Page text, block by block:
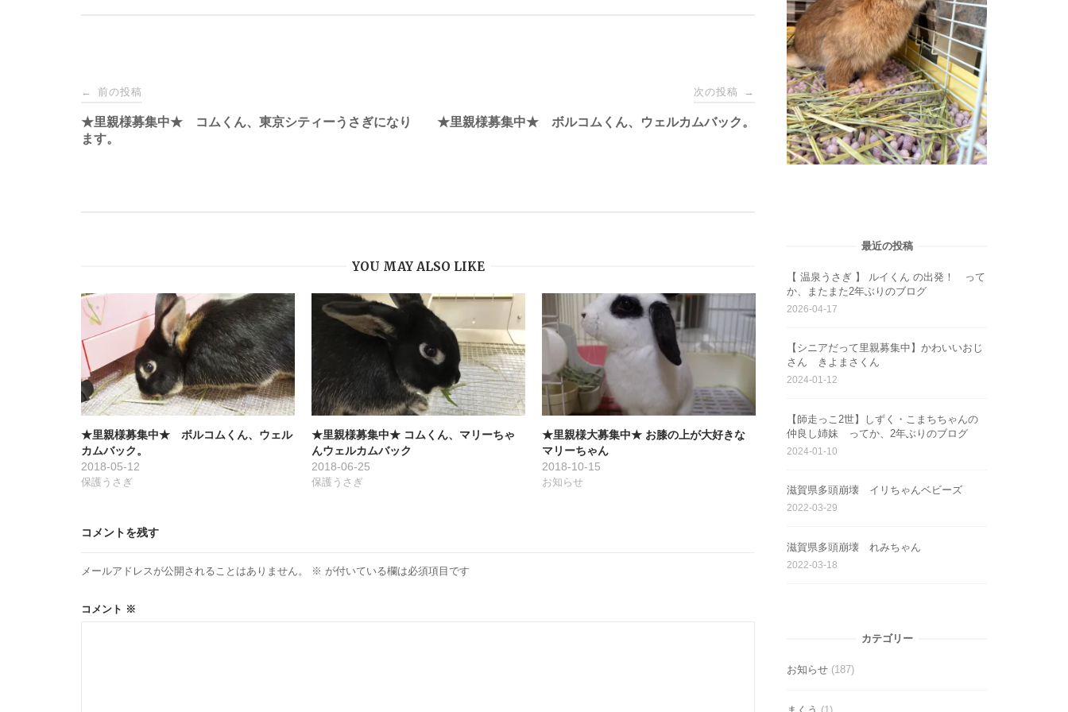
投
稿
ー
シ
ョ
ン
← 前の投稿
★里親様募集中★ コムくん、東京シティーうさぎになり
ます。
次の投稿 →
★里親様募集中★ ボルコムくん、ウェルカムバック。
YOU MAY ALSO LIKE
★里親様募集中★ ボルコムくん、ウェル
カムバック。
2018-05-12
保護うさぎ
★里親様募集中★ コムくん、マリーちゃ
んウェルカムバック
2018-06-25
保護うさぎ
★里親様大募集中★ お膝の上が大好きな
マリーちゃん
2018-10-15
お知らせ
コメントを残す
メールアドレスが公開されることはありません。 ※ が付いている欄は必須項目です
コメント ※
最近の投稿
【 温泉うさぎ 】 ルイくん の出発！ って
か、またまた2年ぶりのブログ
2026-04-17
【シニアだって里親募集中】かわいいおじ
さん きよまさくん
2024-01-12
【師走っこ2世】しずく・こまちちゃんの
仲良し姉妹 ってか、2年ぶりのブログ
2024-01-10
滋賀県多頭崩壊 イリちゃんベビーズ
2022-03-29
滋賀県多頭崩壊 れみちゃん
2022-03-18
カテゴリー
お知らせ (187)